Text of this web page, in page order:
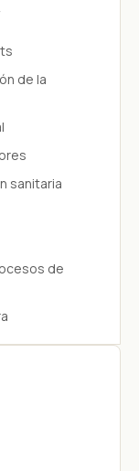
de la
sanitaria
de